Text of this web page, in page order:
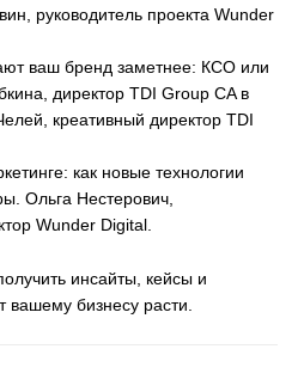
руководитель проекта Wunder
ваш бренд заметнее: КСО или
директор TDI Group CA в
креативный директор TDI
как новые технологии
Ольга Нестерович,
Wunder Digital.
инсайты, кейсы и
вашему бизнесу расти.